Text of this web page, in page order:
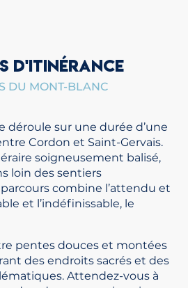
D'ITINÉRANCE
DU MONT-BLANC
déroule sur une durée d’une
Cordon et Saint-Gervais.
soigneusement balisé,
loin des sentiers
combine l’attendu et
et l’indéfinissable, le
pentes douces et montées
des endroits sacrés et des
Attendez-vous à